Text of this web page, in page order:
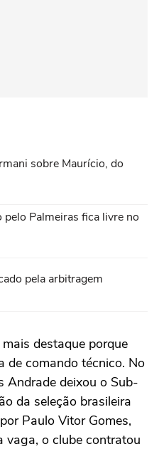
sobre Maurício, do
Palmeiras fica livre no
pela arbitragem
destaque porque
de comando técnico. No
Andrade deixou o Sub-
da seleção brasileira
Paulo Vitor Gomes,
vaga, o clube contratou